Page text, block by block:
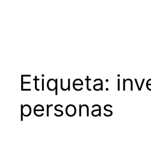
Etiqueta:
personas